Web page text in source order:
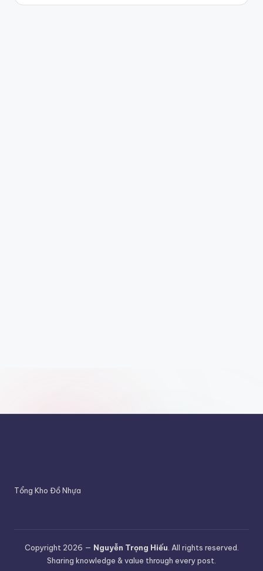
Tổng Kho Đồ Nhựa
Copyright 2026 — Nguyễn Trọng Hiếu . All rights reserved.
Sharing knowledge & value through every post.